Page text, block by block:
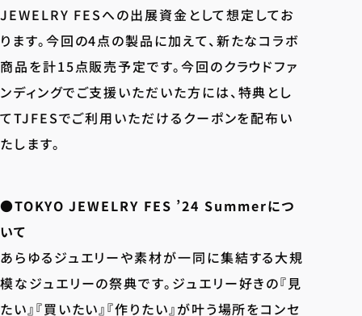
JEWELRY FESへの出展資金として想定してお
ります。今回の4点の製品に加えて、新たなコラボ
商品を計15点販売予定です。今回のクラウドファ
ンディングでご支援いただいた方には、特典とし
てTJFESでご利用いただけるクーポンを配布い
たします。
●TOKYO JEWELRY FES ’24 Summerにつ
いて
あらゆるジュエリーや素材が一同に集結する大規
模なジュエリーの祭典です。ジュエリー好きの『見
たい』『買いたい』『作りたい』が叶う場所をコンセ